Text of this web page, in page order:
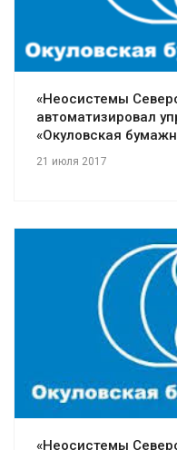
«Неосистемы
автоматизировал
«Окуловская
21 июля 2017
«Неосистемы